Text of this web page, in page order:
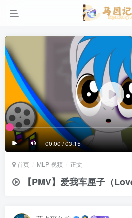
00:00 / 03:15
底部
防止弹幕重叠
同步视频速度
半屏 3/4
极慢 适中
滚动 顶部底部
首页 MLP 视频 正文
【PMV】爱我车厘子（